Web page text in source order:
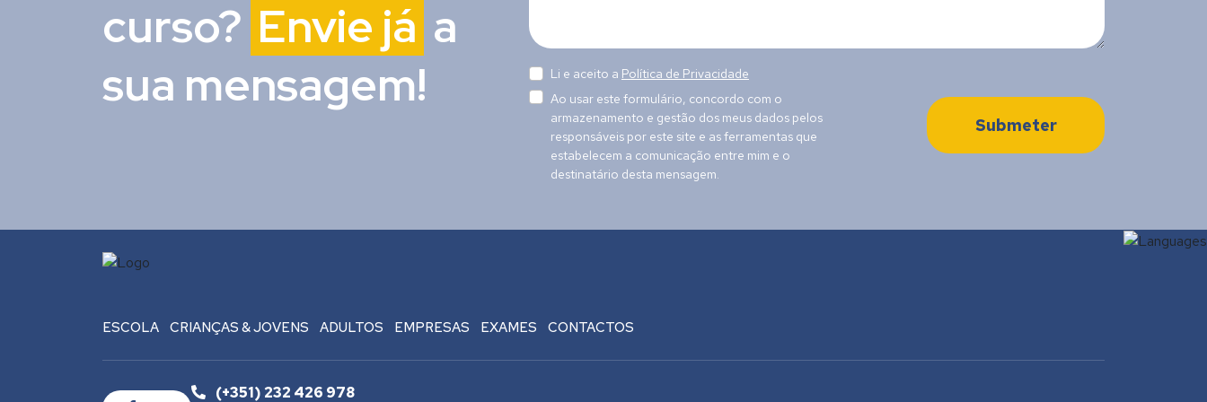
curso? Envie já a
sua mensagem!
Li e aceito a Política de Privacidade
Ao usar este formulário, concordo com o
armazenamento e gestão dos meus dados pelos
responsáveis por este site e as ferramentas que
estabelecem a comunicação entre mim e o
destinatário desta mensagem.
Submeter
ESCOLA CRIANÇAS & JOVENS ADULTOS EMPRESAS EXAMES CONTACTOS
(+351) 232 426 978